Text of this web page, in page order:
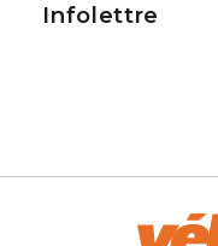
Infolettre